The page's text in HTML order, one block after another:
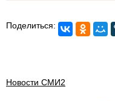
Поделиться:
Новости СМИ2